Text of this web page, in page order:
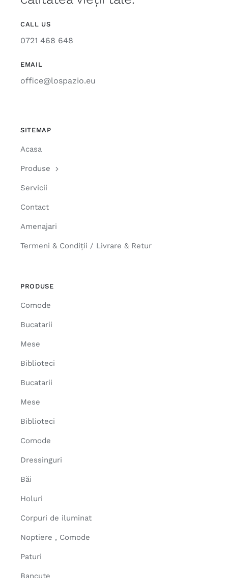
CALL US
0721 468 648
EMAIL
office@lospazio.eu
SITEMAP
Acasa
Produse
Servicii
Contact
Amenajari
Termeni & Condiții / Livrare & Retur
PRODUSE
Comode
Bucatarii
Mese
Biblioteci
Bucatarii
Mese
Biblioteci
Comode
Dressinguri
Băi
Holuri
Corpuri de iluminat
Noptiere , Comode
Paturi
Bancute